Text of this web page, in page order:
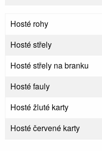
Hosté rohy
Hosté střely
Hosté střely na branku
Hosté fauly
Hosté žluté karty
Hosté červené karty